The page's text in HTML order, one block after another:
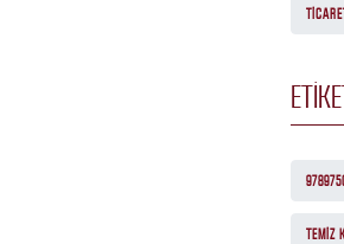
TEMIZ